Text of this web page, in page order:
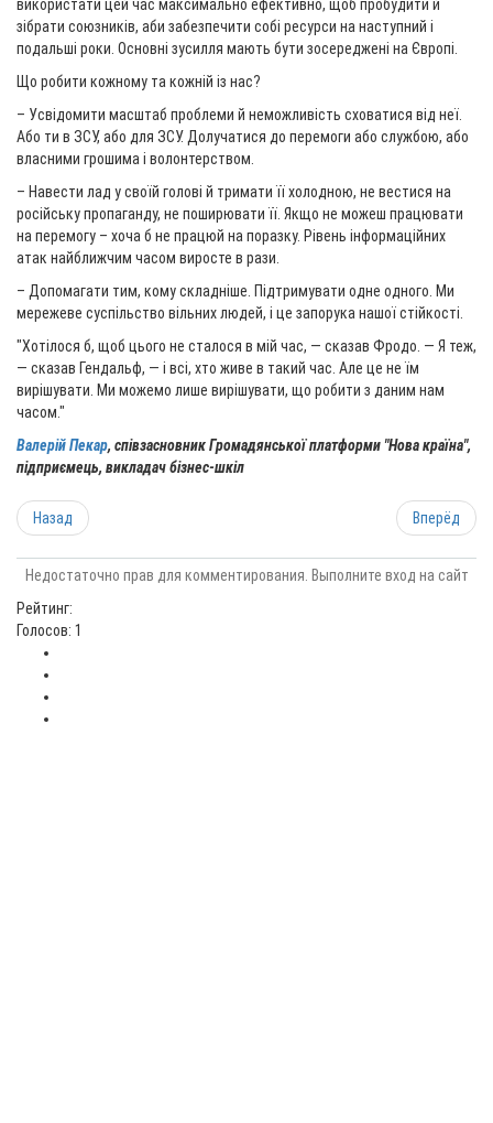
використати цей час максимально ефективно, щоб пробудити й
зібрати союзників, аби забезпечити собі ресурси на наступний і
подальші роки. Основні зусилля мають бути зосереджені на Європі.
Що робити кожному та кожній із нас?
– Усвідомити масштаб проблеми й неможливість сховатися від неї.
Або ти в ЗСУ, або для ЗСУ. Долучатися до перемоги або службою, або
власними грошима і волонтерством.
– Навести лад у своїй голові й тримати її холодною, не вестися на
російську пропаганду, не поширювати її. Якщо не можеш працювати
на перемогу – хоча б не працюй на поразку. Рівень інформаційних
атак найближчим часом виросте в рази.
– Допомагати тим, кому складніше. Підтримувати одне одного. Ми
мережеве суспільство вільних людей, і це запорука нашої стійкості.
"Хотілося б, щоб цього не сталося в мій час, — сказав Фродо. — Я теж,
— сказав Гендальф, — і всі, хто живе в такий час. Але це не їм
вирішувати. Ми можемо лише вирішувати, що робити з даним нам
часом."
Валерій Пекар, співзасновник Громадянської платформи "Нова країна",
підприємець, викладач бізнес-шкіл
Назад Вперёд
Недостаточно прав для комментирования. Выполните вход на сайт
Рейтинг:
Голосов: 1